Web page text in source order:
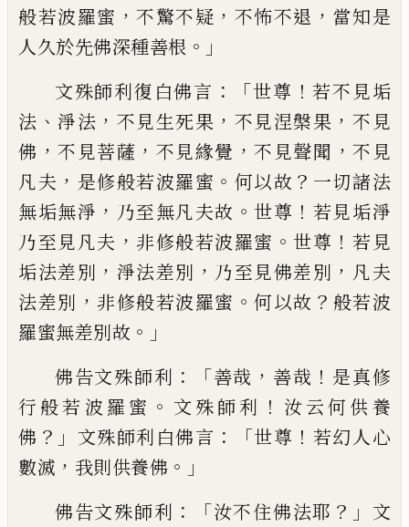
般若波羅蜜 ，不驚不疑 ， 不怖不退 ， 當知是
人久於先佛深種善根 。」
文殊師利復白佛言 ：「世尊 ！若不見垢
法 、淨法 ， 不見生死果 ， 不見涅槃果 ， 不見
佛 ，不 見菩薩 ， 不見緣覺 ，不見聲聞 ，不見
凡夫 ， 是修般若波羅蜜 。 何以故 ？ 一切諸法
無垢無淨 ， 乃至無凡夫故 。 世尊 ！ 若見垢淨
乃至見凡夫 ， 非修般若波羅蜜 。 世尊 ！ 若見
垢法差別 ， 淨法差別 ， 乃至見佛差別 ， 凡夫
法差別 ， 非修般若波羅蜜 。何以故 ？ 般若波
羅蜜無差別故 。」
佛告文殊師利 ：「善哉 ， 善哉 ！ 是真修
行般若波羅 蜜 。 文殊師利 ！ 汝云何供養
佛 ？」 文殊師利白佛言 ：「世尊 ！ 若幻人心
數滅 ， 我則供養佛 。」
佛告文殊師利 ：「汝不住佛法耶 ？」 文